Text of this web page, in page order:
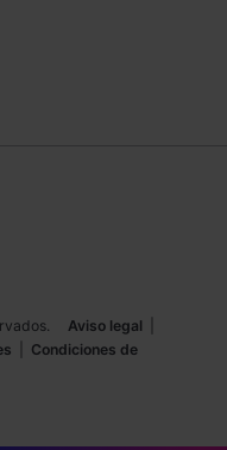
Aviso legal
Condiciones de